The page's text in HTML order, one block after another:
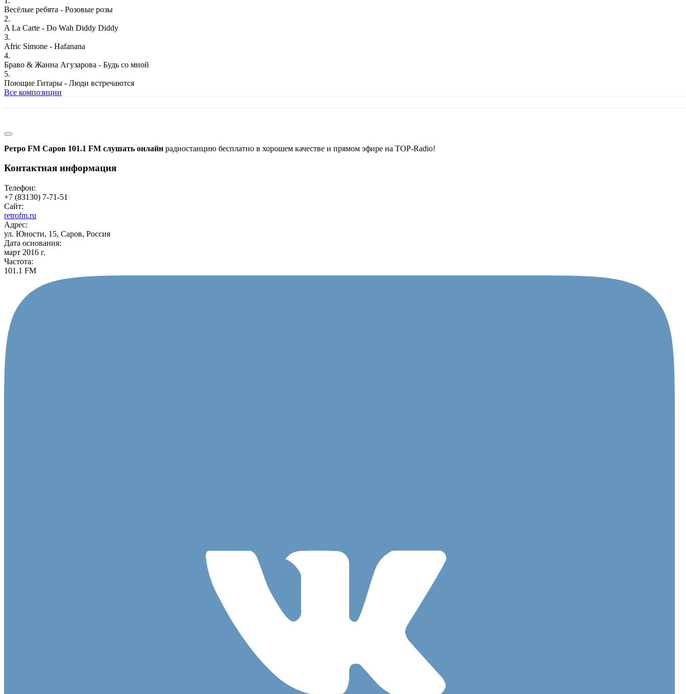
Весёлые ребята - Розовые розы
2.
A La Carte - Do Wah Diddy Diddy
3.
Afric Simone - Hafanana
4.
Браво & Жанна Агузарова - Будь со мной
5.
Поющие Гитары - Люди встречаются
Все композиции
Ретро FM Саров 101.1 FM слушать онлайн радиостанцию бесплатно в хорошем качестве и прямом эфире на TOP-Radio!
Контактная информация
Телефон:
+7 (83130) 7-71-51
Сайт:
retrofm.ru
Адрес:
ул. Юности, 15, Саров, Россия
Дата основания:
март 2016 г.
Частота:
101.1 FM